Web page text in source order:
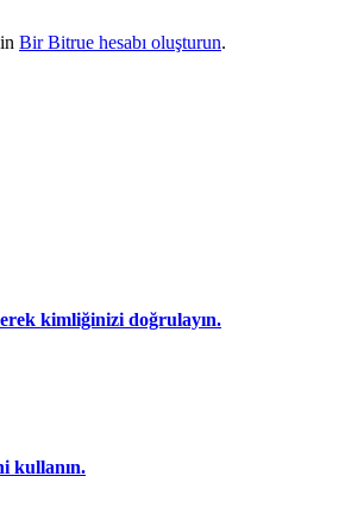
Bir Bitrue hesabı oluşturun.
kimliğinizi doğrulayın.
kullanın.